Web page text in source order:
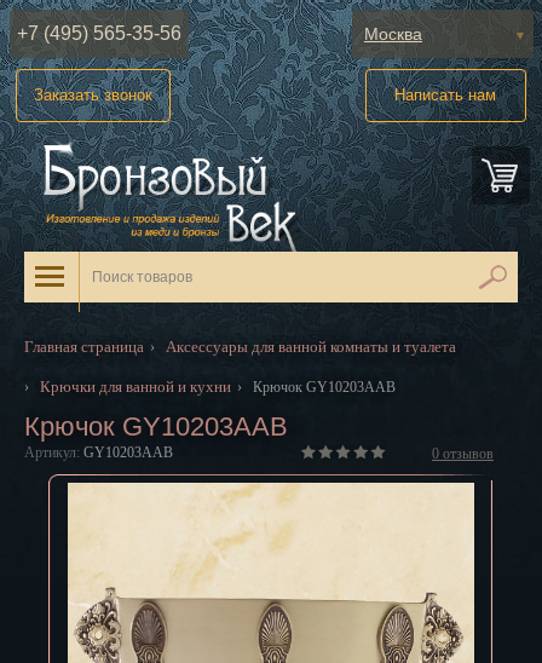
+7 (495) 565-35-56 Москва
Абакан
Анадырь
Архангельск
Астрахань
Владикавказ
Заказать звонок Написать нам
Главная страница › Аксессуары для ванной комнаты и туалета
› Крючки для ванной и кухни › Крючок GY10203AAB
Крючок GY10203AAB
Артикул: GY10203AAB 0 отзывов